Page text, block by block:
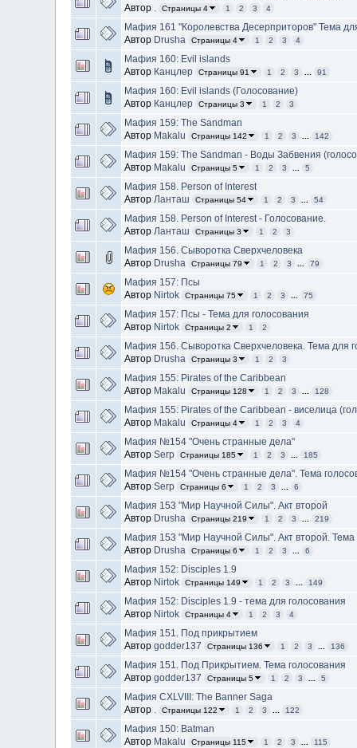
Автор
Страницы 4 1 2 3 4
Мафия 161 "Королевства Десерприторов" Тема
Автор Drusha Страницы 4 1 2 3 4
Мафия 160: Evil islands
Автор Канцлер Страницы 91 1 2 3 91
Мафия 160: Evil islands (Голосование)
Автор Канцлер Страницы 3 1 2 3
Мафия 159: The Sandman
Автор Makalu Страницы 142 1 2 3 142
Мафия 159: The Sandman - Воды Забвения
Автор Makalu Страницы 5 1 2 3 5
Мафия 158. Person of Interest
Автор Ланташ Страницы 54 1 2 3 54
Мафия 158. Person of Interest - Голосование.
Автор Ланташ Страницы 3 1 2 3
Мафия 156. Сыворотка Сверхчеловека
Автор Drusha Страницы 79 1 2 3 79
Мафия 157: Псы
Автор Nirtok Страницы 75 1 2 3 75
Мафия 157: Псы - Тема для голосования
Автор Nirtok Страницы 2 1 2
Мафия 156. Сыворотка Сверхчеловека. Тема для
Автор Drusha Страницы 3 1 2 3
Мафия 155: Pirates of the Caribbean
Автор Makalu Страницы 128 1 2 3 128
Мафия 155: Pirates of the Caribbean - виселица
Автор Makalu Страницы 4 1 2 3 4
Мафия №154 "Очень странные дела"
Автор Serp Страницы 185 1 2 3 185
Мафия №154 "Очень странные дела". Тема
Автор Serp Страницы 6 1 2 3 6
Мафия 153 "Мир Научной Силы". Акт второй
Автор Drusha Страницы 219 1 2 3 219
Мафия 153 "Мир Научной Силы". Акт второй. Тема
Автор Drusha Страницы 6 1 2 3 6
Мафия 152: Disciples 1.9
Автор Nirtok Страницы 149 1 2 3 149
Мафия 152: Disciples 1.9 - тема для голосования
Автор Nirtok Страницы 4 1 2 3 4
Мафия 151. Под прикрытием
Автор godder137 Страницы 136 1 2 3 136
Мафия 151. Под Прикрытием. Тема голосования
Автор godder137 Страницы 5 1 2 3 5
Мафия CXLVIII: The Banner Saga
Автор
Страницы 122 1 2 3 122
Мафия 150: Batman
Автор Makalu Страницы 115 1 2 3 115